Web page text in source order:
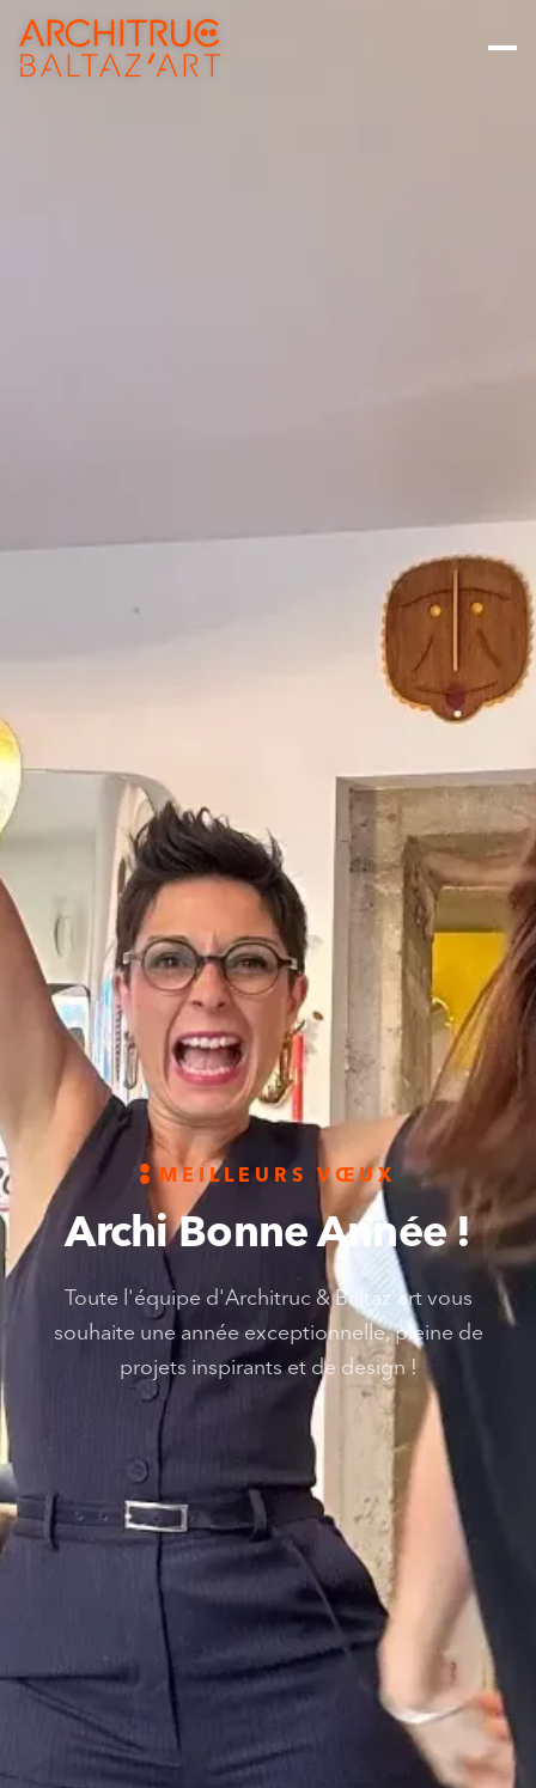
MEILLEURS VŒUX
Archi Bonne Année !
Toute l'équipe d'Architruc & Baltaz'art vous
souhaite une année exceptionnelle, pleine de
projets inspirants et de design !